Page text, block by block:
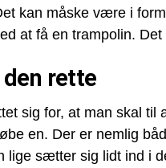
kan måske være i
at få en trampolin.
rette
sig for, at man skal
en. Der er nemlig
lige sætter sig lidt ind i